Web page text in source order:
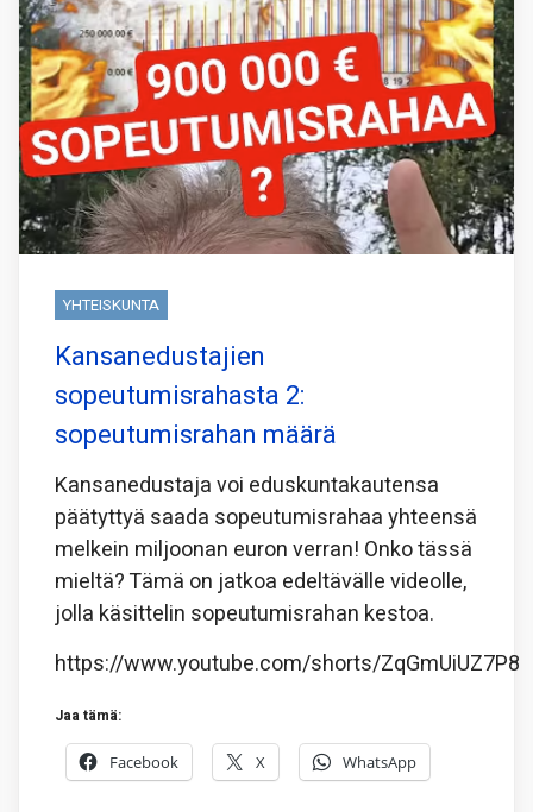
YHTEISKUNTA
Kansanedustajien
sopeutumisrahasta 2:
sopeutumisrahan määrä
Kansanedustaja voi eduskuntakautensa
päätyttyä saada sopeutumisrahaa yhteensä
melkein miljoonan euron verran! Onko tässä
mieltä? Tämä on jatkoa edeltävälle videolle,
jolla käsittelin sopeutumisrahan kestoa.
https://www.youtube.com/shorts/ZqGmUiUZ7P8
Jaa tämä:
Facebook X WhatsApp